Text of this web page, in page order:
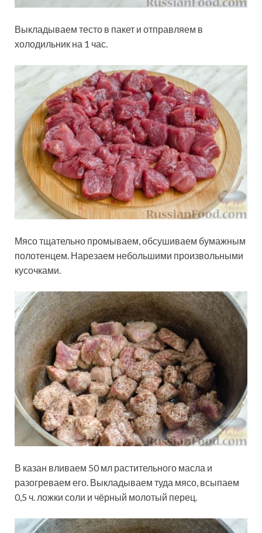
Выкладываем тесто в пакет и отправляем в
холодильник на 1 час.
Мясо тщательно промываем, обсушиваем бумажным
полотенцем. Нарезаем небольшими произвольными
кусочками.
В казан вливаем 50 мл растительного масла и
разогреваем его. Выкладываем туда мясо, всыпаем
0,5 ч. ложки соли и чёрный молотый перец.